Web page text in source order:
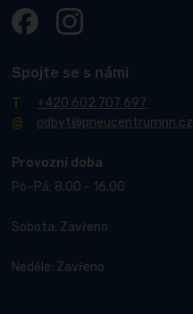
Spojte se s námi
+420 602 707 697
odbyt@pneucentrumnn.cz
Provozní doba
Po–Pá: 8.00 - 16.00
Sobota: Zavřeno
Neděle: Zavřeno